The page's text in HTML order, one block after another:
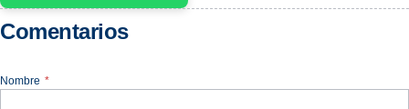
Comentarios
Nombre *